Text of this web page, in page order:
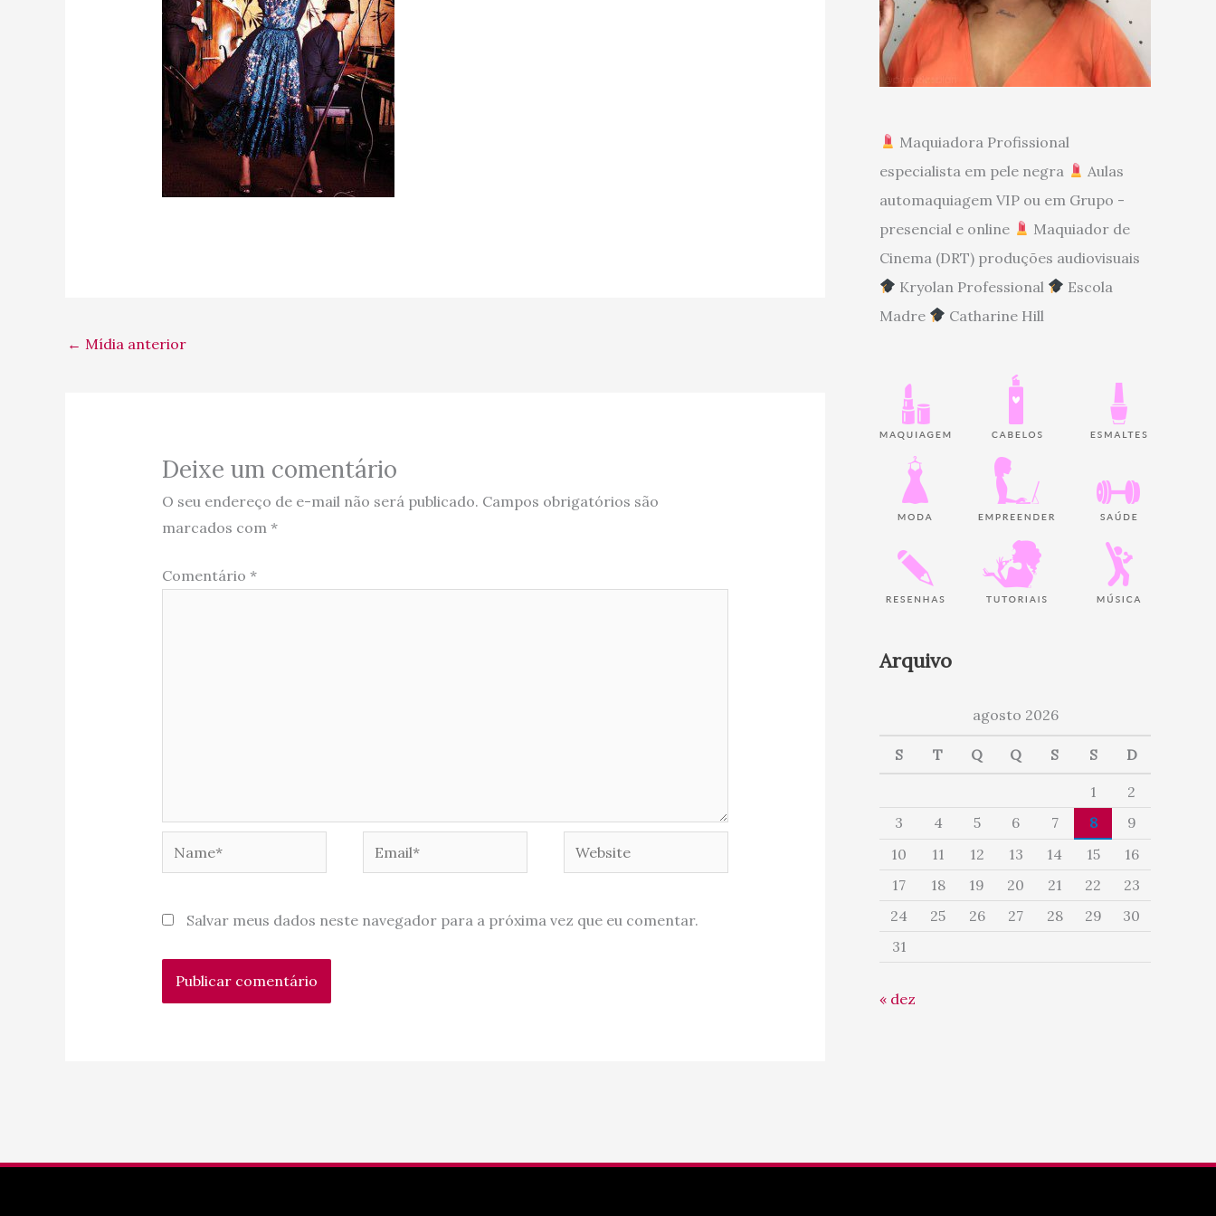
← Mídia anterior
Deixe um comentário
O seu endereço de e-mail não será publicado. Campos obrigatórios são
marcados com *
Comentário *
Website
Salvar meus dados neste navegador para a próxima vez que eu comentar.
Maquiadora Profissional
especialista em pele negra
Aulas
automaquiagem VIP ou em Grupo -
presencial e online
Maquiador de
Cinema (DRT) produções audiovisuais
Kryolan Professional
Escola
Madre
Catharine Hill
Arquivo
agosto 2026
S T Q Q S S D
1
2
3
4 5 6 7 8
9
10
11 12 13 14 15
16
17
18 19 20 21 22
23
24
25 26 27 28 29
30
31
« dez